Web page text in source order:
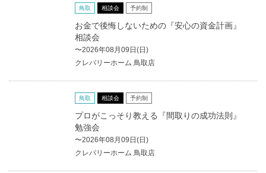
鳥取 相談会 予約制
お金で後悔しないための『安心の資金計画』
相談会
〜2026年08月09日(日)
クレバリーホーム 鳥取店
鳥取 相談会 予約制
プロがこっそり教える『間取りの成功法則』
勉強会
〜2026年08月09日(日)
クレバリーホーム 鳥取店